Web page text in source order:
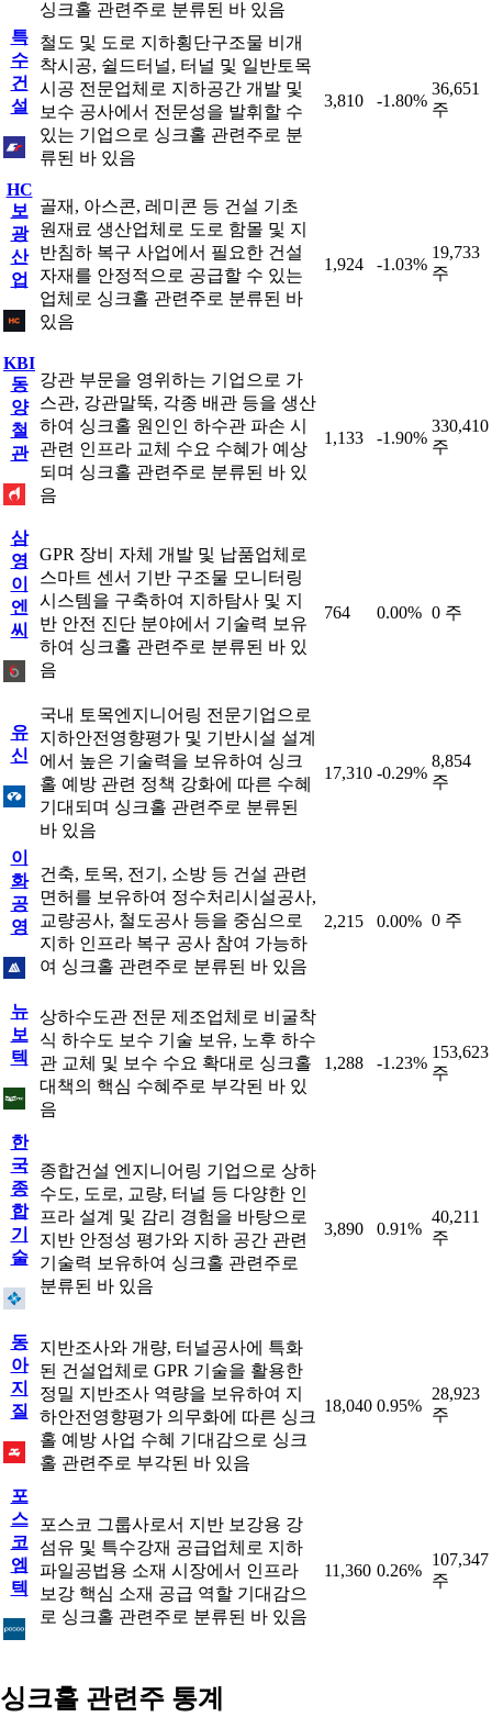
싱크홀 관련주로 분류된 바 있음
특
수
건
설
철도 및 도로 지하횡단구조물 비개
착시공, 쉴드터널, 터널 및 일반토목
시공 전문업체로 지하공간 개발 및
보수 공사에서 전문성을 발휘할 수
있는 기업으로 싱크홀 관련주로 분
류된 바 있음
3,810 -1.80%
36,651
주
HC
보
광
산
업
골재, 아스콘, 레미콘 등 건설 기초
원재료 생산업체로 도로 함몰 및 지
반침하 복구 사업에서 필요한 건설
자재를 안정적으로 공급할 수 있는
업체로 싱크홀 관련주로 분류된 바
있음
1,924 -1.03%
19,733
주
KBI
동
양
철
관
강관 부문을 영위하는 기업으로 가
스관, 강관말뚝, 각종 배관 등을 생산
하여 싱크홀 원인인 하수관 파손 시
관련 인프라 교체 수요 수혜가 예상
되며 싱크홀 관련주로 분류된 바 있
음
1,133 -1.90%
330,410
주
삼
영
이
엔
씨
GPR 장비 자체 개발 및 납품업체로
스마트 센서 기반 구조물 모니터링
시스템을 구축하여 지하탐사 및 지
반 안전 진단 분야에서 기술력 보유
하여 싱크홀 관련주로 분류된 바 있
음
764 0.00% 0 주
유
신
국내 토목엔지니어링 전문기업으로
지하안전영향평가 및 기반시설 설계
에서 높은 기술력을 보유하여 싱크
홀 예방 관련 정책 강화에 따른 수혜
기대되며 싱크홀 관련주로 분류된
바 있음
17,310 -0.29%
8,854
주
이
화
공
영
건축, 토목, 전기, 소방 등 건설 관련
면허를 보유하여 정수처리시설공사,
교량공사, 철도공사 등을 중심으로
지하 인프라 복구 공사 참여 가능하
여 싱크홀 관련주로 분류된 바 있음
2,215 0.00% 0 주
뉴
보
텍
상하수도관 전문 제조업체로 비굴착
식 하수도 보수 기술 보유, 노후 하수
관 교체 및 보수 수요 확대로 싱크홀
대책의 핵심 수혜주로 부각된 바 있
음
1,288 -1.23%
153,623
주
한
국
종
합
기
술
종합건설 엔지니어링 기업으로 상하
수도, 도로, 교량, 터널 등 다양한 인
프라 설계 및 감리 경험을 바탕으로
지반 안정성 평가와 지하 공간 관련
기술력 보유하여 싱크홀 관련주로
분류된 바 있음
3,890 0.91%
40,211
주
동
아
지
질
지반조사와 개량, 터널공사에 특화
된 건설업체로 GPR 기술을 활용한
정밀 지반조사 역량을 보유하여 지
하안전영향평가 의무화에 따른 싱크
홀 예방 사업 수혜 기대감으로 싱크
홀 관련주로 부각된 바 있음
18,040 0.95%
28,923
주
포
스
코
엠
텍
포스코 그룹사로서 지반 보강용 강
섬유 및 특수강재 공급업체로 지하
파일공법용 소재 시장에서 인프라
보강 핵심 소재 공급 역할 기대감으
로 싱크홀 관련주로 분류된 바 있음
11,360 0.26%
107,347
주
싱크홀 관련주 통계